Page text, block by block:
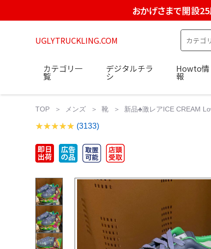
おかげさまで開設
UGLYTRUCKLING.COM
カテゴリ一
覧
デジタルチラ
シ
Howto情
報
TOP メンズ 靴 新品♣︎激レアICE CREAM
(3133)